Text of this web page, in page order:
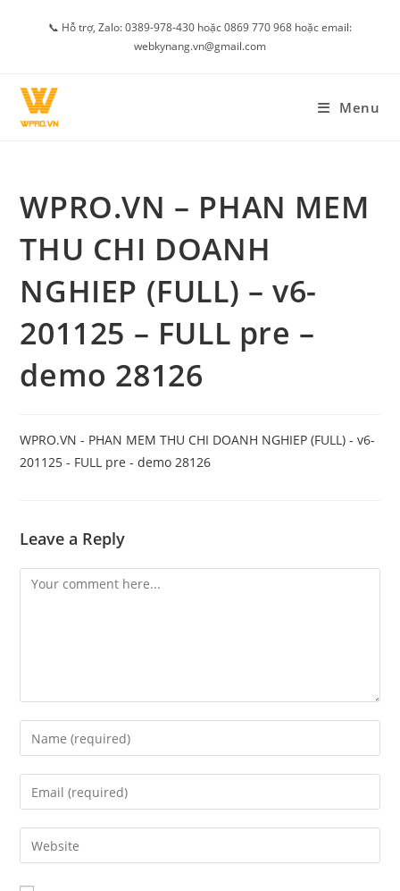
📞 Hỗ trợ, Zalo: 0389-978-430 hoặc 0869 770 968 hoặc email:
webkynang.vn@gmail.com
Menu
WPRO.VN – PHAN MEM
THU CHI DOANH
NGHIEP (FULL) – v6-
201125 – FULL pre –
demo 28126
WPRO.VN - PHAN MEM THU CHI DOANH NGHIEP (FULL) - v6-
201125 - FULL pre - demo 28126
Leave a Reply
Comment
Enter
your
name
comment
Enter
your
email
address
Enter
your
website